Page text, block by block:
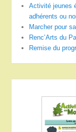
Activité jeunes
adhérents ou
Marcher pour
Renc’Arts du
Remise du